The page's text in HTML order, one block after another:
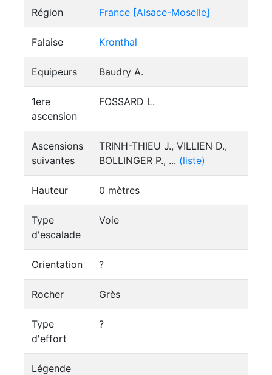
Région France [Alsace-Moselle]
Falaise Kronthal
Equipeurs Baudry A.
1ere
ascension
FOSSARD L.
Ascensions
suivantes
TRINH-THIEU J., VILLIEN D.,
BOLLINGER P., ... (liste)
Hauteur 0 mètres
Type
d'escalade
Voie
Orientation ?
Rocher Grès
Type
d'effort
?
Légende